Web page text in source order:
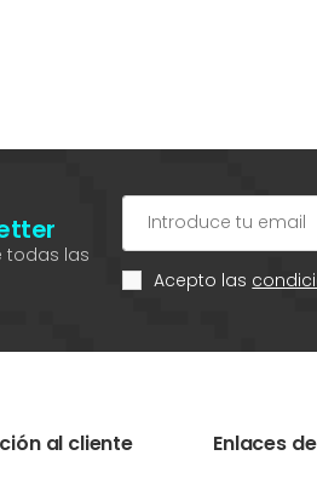
todas las
Acepto las
al cliente Enlaces